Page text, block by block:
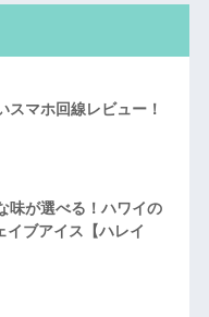
スマホ回線レビュー！
味が選べる！ハワイの
イブアイス【ハレイ